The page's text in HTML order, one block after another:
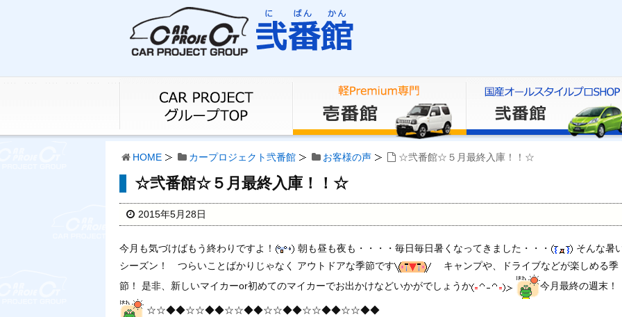
HOME カープロジェクト弐番館 お客様の声 ☆弐番館☆５月最終入庫！！☆
☆弐番館☆５月最終入庫！！☆
2015年5月28日
今月も気づけばもう終わりですよ！ 朝も昼も夜も・・・・毎日毎日暑くなってきました・・・
そんな暑
シーズン！ つらいことばかりじゃなく アウトドアな季節です
キャンプや、ドライブなどが楽しめる季
節！ 是非、新しいマイカーor初めてのマイカーでお出かけなどいかがでしょうか
今月最終の週末！
☆☆◆◆☆☆◆◆☆☆◆◆☆☆◆◆☆☆◆◆☆☆◆◆